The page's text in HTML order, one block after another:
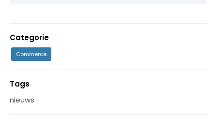
Categorie
Commerce
Tags
nieuws